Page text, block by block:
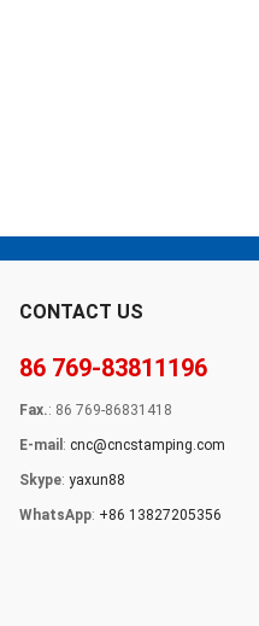
CONTACT US
86 769-83811196
Fax.: 86 769-86831418
E-mail : cnc@cncstamping.com
Skype: yaxun88
WhatsApp: +86 13827205356